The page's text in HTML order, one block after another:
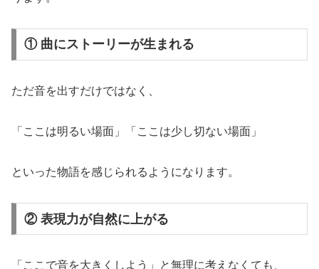
① 曲にストーリーが生まれる
ただ音を出すだけではなく、
「ここは明るい場面」「ここは少し切ない場面」
といった物語を感じられるようになります。
② 表現力が自然に上がる
「ここで音を大きくしよう」と無理に考えなくても、